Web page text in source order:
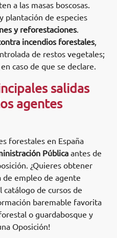
a las masas boscosas.
plantación de especies
y reforestaciones.
incendios forestales,
de restos vegetales;
en caso de que se declare.
salidas
agentes
forestales en España
Pública antes de
¿Quieres obtener
de empleo de agente
catálogo de cursos de
baremable favorita
o guardabosque y
Oposición!